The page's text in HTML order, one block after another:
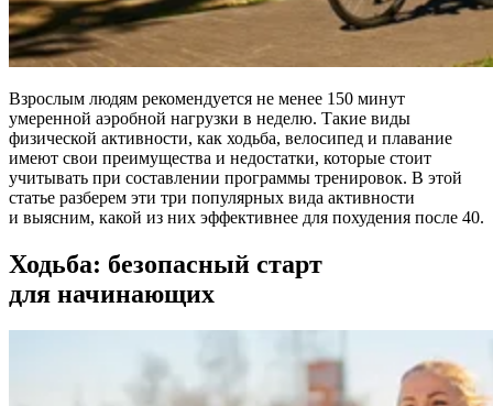
Взрослым людям рекомендуется не менее 150 минут
умеренной аэробной нагрузки в неделю. Такие виды
физической активности, как ходьба, велосипед и плавание
имеют свои преимущества и недостатки, которые стоит
учитывать при составлении программы тренировок. В этой
статье разберем эти три популярных вида активности
и выясним, какой из них эффективнее для похудения после 40.
Ходьба: безопасный старт
для начинающих